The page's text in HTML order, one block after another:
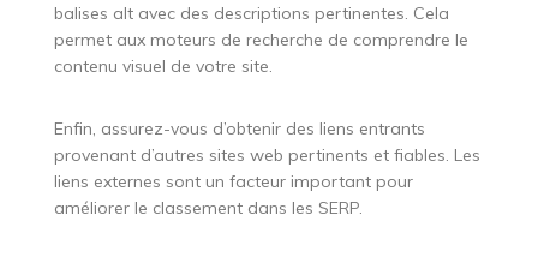
balises alt avec des descriptions pertinentes. Cela
permet aux moteurs de recherche de comprendre le
contenu visuel de votre site.
Enfin, assurez-vous d’obtenir des liens entrants
provenant d’autres sites web pertinents et fiables. Les
liens externes sont un facteur important pour
améliorer le classement dans les SERP.